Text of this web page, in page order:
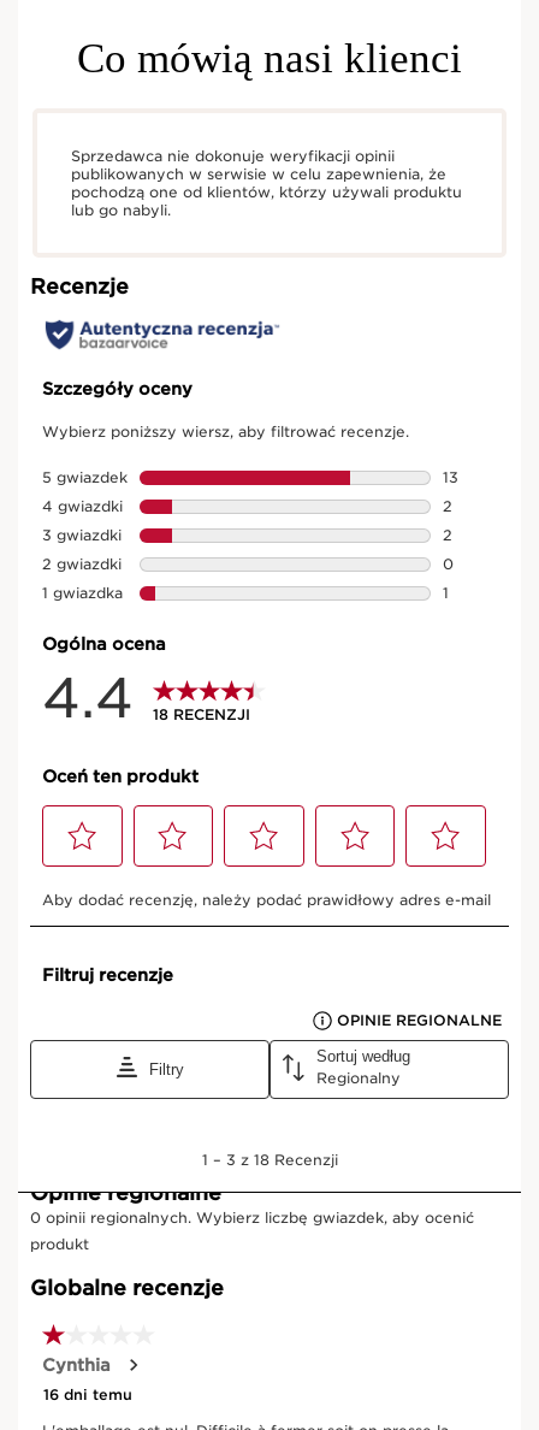
Co mówią nasi klienci
Sprzedawca nie dokonuje weryfikacji opinii
publikowanych w serwisie w celu zapewnienia, że
pochodzą one od klientów, którzy używali produktu
lub go nabyli.